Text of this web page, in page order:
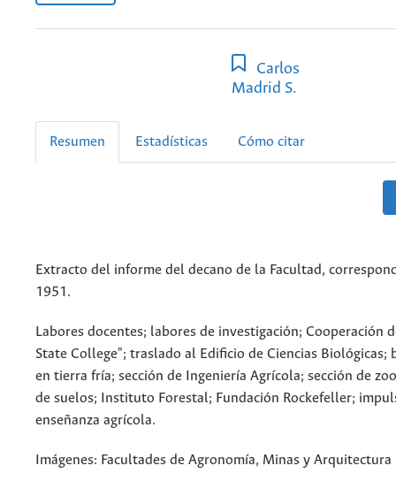
Carlos
Madrid S.
Resumen Estadísticas Cómo citar
Extracto del informe del decano de la Facultad,
1951.
Labores docentes; labores de investigación; Cooperación
State College"; traslado al Edificio de Ciencias Biológicas;
en tierra fría; sección de Ingeniería Agrícola; sección de
de suelos; Instituto Forestal; Fundación Rockefeller;
enseñanza agrícola.
Imágenes: Facultades de Agronomía, Minas y